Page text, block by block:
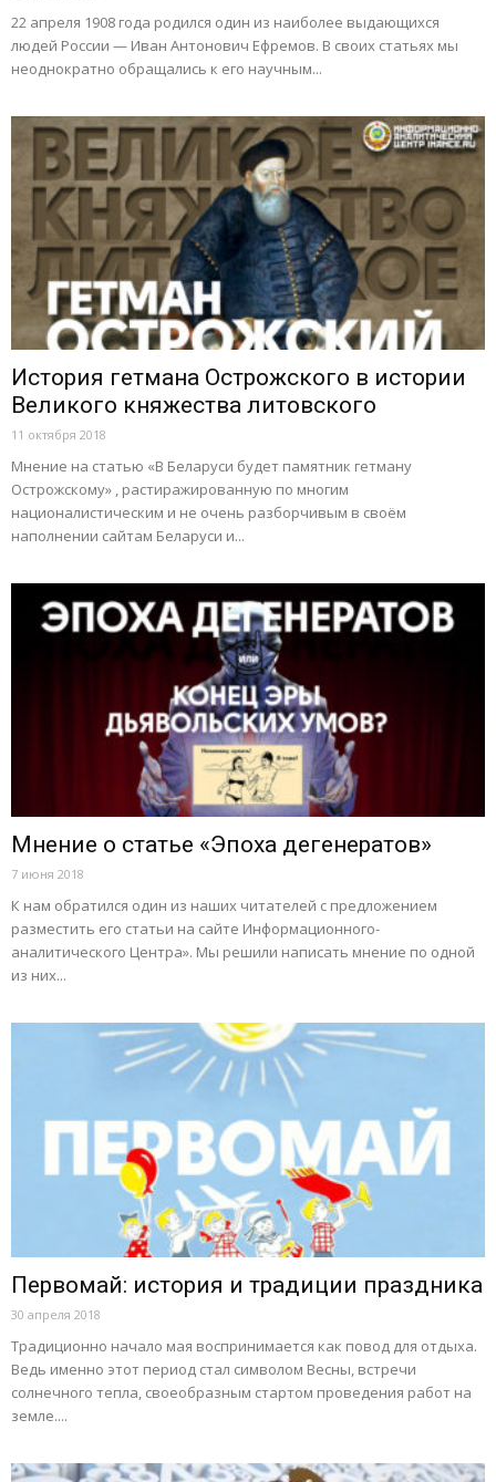
22 апреля 1908 года родился один из наиболее выдающихся
людей России — Иван Антонович Ефремов. В своих статьях мы
неоднократно обращались к его научным...
История гетмана Острожского в истории
Великого княжества литовского
11 октября 2018
Мнение на статью «В Беларуси будет памятник гетману
Острожскому» , растиражированную по многим
националистическим и не очень разборчивым в своём
наполнении сайтам Беларуси и...
Мнение о статье «Эпоха дегенератов»
7 июня 2018
К нам обратился один из наших читателей с предложением
разместить его статьи на сайте Информационного-
аналитического Центра». Мы решили написать мнение по одной
из них...
Первомай: история и традиции праздника
30 апреля 2018
Традиционно начало мая воспринимается как повод для отдыха.
Ведь именно этот период стал символом Весны, встречи
солнечного тепла, своеобразным стартом проведения работ на
земле....